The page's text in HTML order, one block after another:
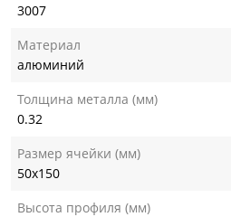
3007
Материал
алюминий
Толщина металла (мм)
0.32
Размер ячейки (мм)
50х150
Высота профиля (мм)